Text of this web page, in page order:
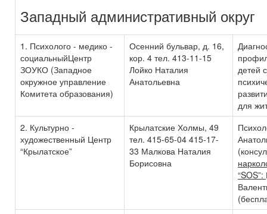
Западный административный округ
1. Психолого - медико -
социальныйЦентр
ЗОУКО (Западное
окружное управление
Комитета образования)
Осенний бульвар, д. 16,
кор. 4 тел. 413-11-15
Лойко Наталия
Анатольевна
детей
для
2. Культурно -
художественный Центр
“Крылатское”
Крылатские Холмы, 49
тел. 415-65-04 415-17-
33 Малкова Наталия
Борисовна
“SOS”: